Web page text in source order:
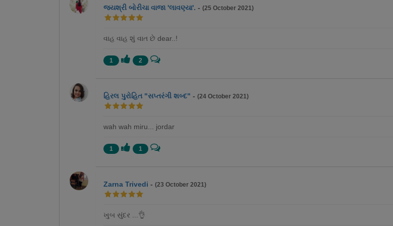
જયશ્રી બોરીચા વાજા 'લાવણ્યા'. -(25 October 2021)
વાહ વાહ શું વાત છે dear..!
1 2
હિરલ પુરોહિત "સપ્તરંગી શબ્દ" -(24 October 2021)
wah wah miru... jordar
1 1
Zarna Trivedi -(23 October 2021)
ખુબ સુંદર ...👌